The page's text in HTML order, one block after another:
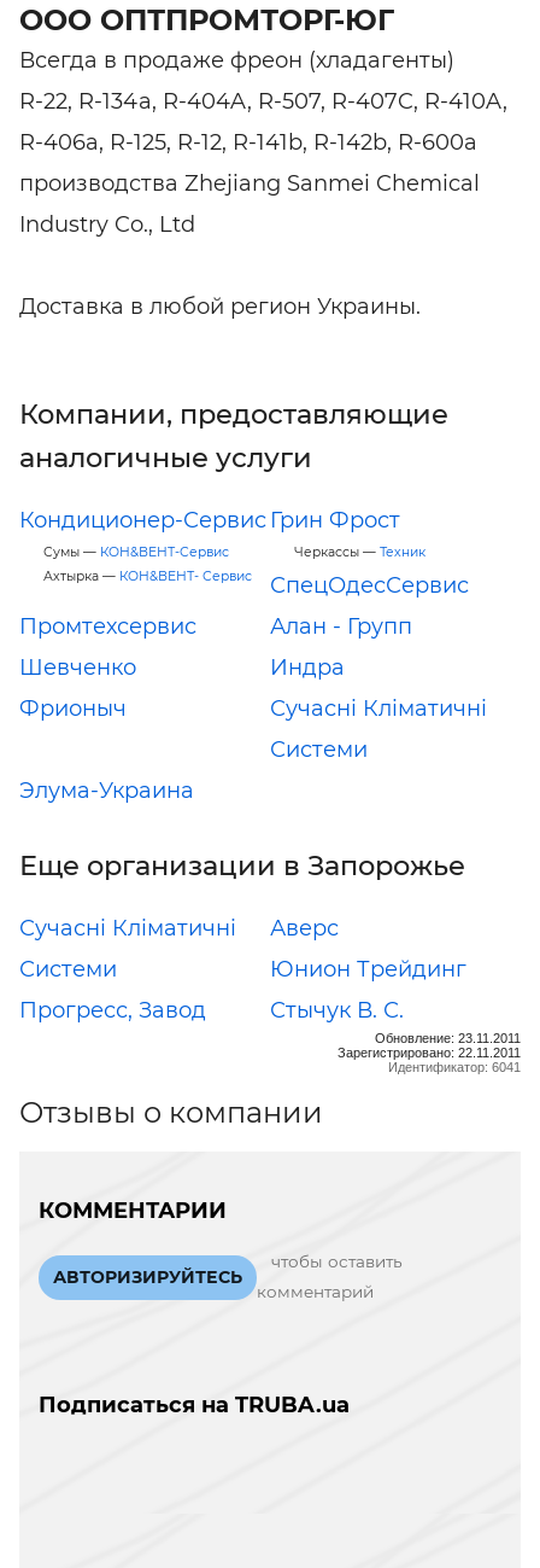
ООО ОПТПРОМТОРГ-ЮГ
Всегда в продаже фреон (хладагенты)
R-22, R-134a, R-404A, R-507, R-407C, R-410A,
R-406а, R-125, R-12, R-141b, R-142b, R-600a
производства Zhejiang Sanmei Chemical
Industry Co., Ltd
Доставка в любой регион Украины.
Компании, предоставляющие
аналогичные услуги
Кондиционер-Сервис
Сумы — КОН&ВЕНТ-Сервис
Ахтырка — КОН&ВЕНТ- Сервис
Грин Фрост
Черкассы — Техник
СпецОдесСервис
Промтехсервис
Алан - Групп
Шевченко
Индра
Фрионыч
Сучасні Кліматичні
Системи
Элума-Украина
Еще организации в Запорожье
Сучасні Кліматичні
Системи
Аверс
Юнион Трейдинг
Прогресс, Завод
Стычук В. С.
Обновление: 23.11.2011
Зарегистрировано: 22.11.2011
Идентификатор: 6041
Отзывы о компании
КОММЕНТАРИИ
АВТОРИЗИРУЙТЕСЬ
чтобы оставить
комментарий
Подписаться на TRUBA.ua